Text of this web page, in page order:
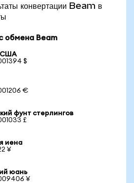
конвертации Beam в
обмена Beam
США
$
€
фунт стерлингов
£
иена
¥
юань
¥